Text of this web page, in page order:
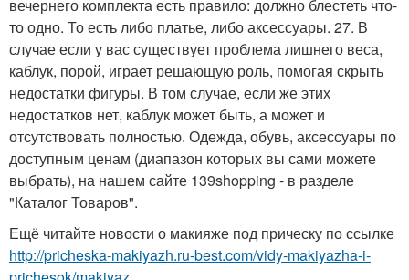
вечернего комплекта есть правило: должно блестеть что-
то одно. То есть либо платье, либо аксессуары. 27. В
случае если у вас существует проблема лишнего веса,
каблук, порой, играет решающую роль, помогая скрыть
недостатки фигуры. В том случае, если же этих
недостатков нет, каблук может быть, а может и
отсутствовать полностью. Одежда, обувь, аксессуары по
доступным ценам (диапазон которых вы сами можете
выбрать), на нашем сайте 139shopping - в разделе
"Каталог Товаров".
Ещё читайте новости о макияже под прическу по ссылке
http://pricheska-makiyazh.ru-best.com/vidy-makiyazha-i-